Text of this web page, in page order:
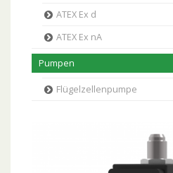
ATEX Ex d
ATEX Ex nA
Pumpen
Flügelzellenpumpe